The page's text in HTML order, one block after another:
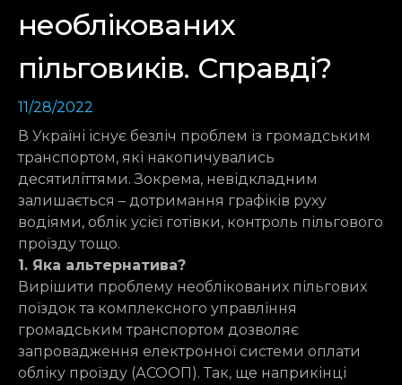
необлікованих
пільговиків. Справді?
11/28/2022
В Україні існує безліч проблем із громадським
транспортом, які накопичувались
десятиліттями. Зокрема, невідкладним
залишається – дотримання графіків руху
водіями, облік усієї готівки, контроль пільгового
проїзду тощо.
1. Яка альтернатива?
Вирішити проблему необлікованих пільгових
поїздок та комплексного управління
громадським транспортом дозволяє
запровадження електронної системи оплати
обліку проїзду (АСООП). Так, ще наприкінці